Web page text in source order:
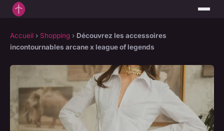
Accueil › Shopping › Découvrez les accessoires
incontournables arcane x league of legends